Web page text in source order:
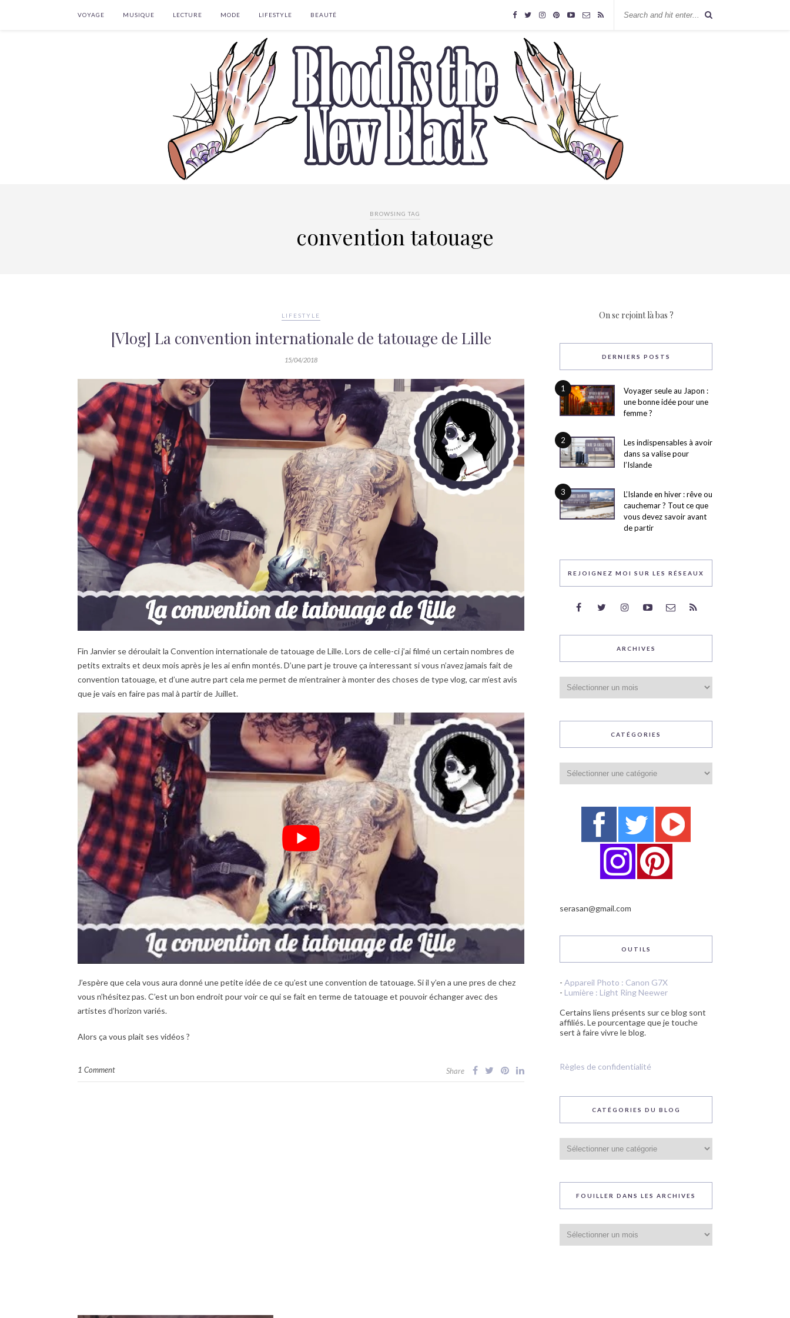
VOYAGE MUSIQUE LECTURE MODE LIFESTYLE BEAUTÉ
BROWSING TAG
convention tatouage
LIFESTYLE
[Vlog] La convention internationale de tatouage de Lille
15/04/2018
Fin Janvier se déroulait la Convention internationale de tatouage de Lille. Lors de celle-ci j’ai filmé un certain nombres de
petits extraits et deux mois après je les ai enfin montés. D’une part je trouve ça interessant si vous n’avez jamais fait de
convention tatouage, et d’une autre part cela me permet de m’entrainer à monter des choses de type vlog, car m’est avis
que je vais en faire pas mal à partir de Juillet.
J’espère que cela vous aura donné une petite idée de ce qu’est une convention de tatouage. Si il y’en a une pres de chez
vous n’hésitez pas. C’est un bon endroit pour voir ce qui se fait en terme de tatouage et pouvoir échanger avec des
artistes d’horizon variés.
Alors ça vous plait ses vidéos ?
1 Comment Share
On se rejoint là bas ?
DERNIERS POSTS
1
Voyager seule au Japon :
une bonne idée pour une
femme ?
2
Les indispensables à avoir
dans sa valise pour
l’Islande
3
L’Islande en hiver : rêve ou
cauchemar ? Tout ce que
vous devez savoir avant
de partir
REJOIGNEZ MOI SUR LES RÉSEAUX
ARCHIVES
CATÉGORIES
serasan@gmail.com
OUTILS
- Appareil Photo : Canon G7X
- Lumière : Light Ring Neewer
Certains liens présents sur ce blog sont
affiliés. Le pourcentage que je touche
sert à faire vivre le blog.
Règles de confidentialité
CATÉGORIES DU BLOG
du
blog
FOUILLER DANS LES ARCHIVES
dans
les